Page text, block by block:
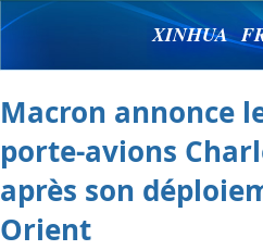
XINHUA
Macron annonce
porte-avions
après son
Orient